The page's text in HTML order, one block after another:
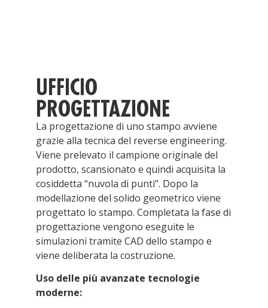
UFFICIO
PROGETTAZIONE
La progettazione di uno stampo avviene
grazie alla tecnica del reverse engineering.
Viene prelevato il campione originale del
prodotto, scansionato e quindi acquisita la
cosiddetta “nuvola di punti”. Dopo la
modellazione del solido geometrico viene
progettato lo stampo. Completata la fase di
progettazione vengono eseguite le
simulazioni tramite CAD dello stampo e
viene deliberata la costruzione.
Uso delle più avanzate tecnologie
moderne: